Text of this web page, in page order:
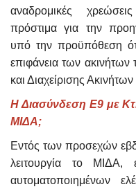
αναδρομικές
πρόστιμα για την
υπό την προϋπόθεση
επιφάνεια των ακινήτων
και Διαχείρισης
Η Διασύνδεση Ε9 με
ΜΙΔΑ;
Εντός των προσεχών
λειτουργία το ΜΙΔΑ,
αυτοματοποιημένων